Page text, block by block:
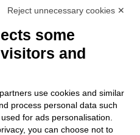
intelligenti, dai il
allora la gente
su LinkedIn non
Reject unnecessary cookies ✕
some
and
use cookies and similar
process personal data such
for ads personalisation.
you can choose not to